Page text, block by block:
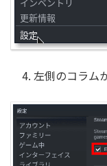
4. 左側のコラム